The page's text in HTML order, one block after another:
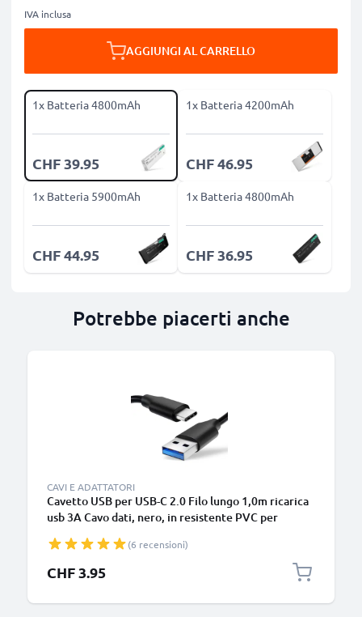
IVA inclusa
AGGIUNGI AL CARRELLO
1x Batteria 4800mAh
CHF 39.95
1x Batteria 4200mAh
CHF 46.95
1x Batteria 5900mAh
CHF 44.95
1x Batteria 4800mAh
CHF 36.95
Potrebbe piacerti anche
CAVI E ADATTATORI
Cavetto USB per USB-C 2.0 Filo lungo 1,0m ricarica
usb 3A Cavo dati, nero, in resistente PVC per
fotocamera Canon, Panasonic Lumix, Sony
connettore tipo C
(6 recensioni)
CHF 3.95